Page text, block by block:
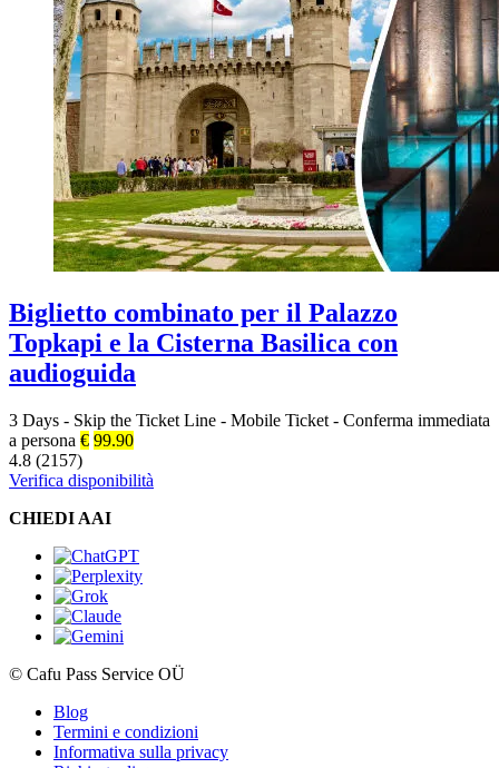
Biglietto combinato per il Palazzo
Topkapi e la Cisterna Basilica con
audioguida
3 Days - Skip the Ticket Line - Mobile Ticket - Conferma immediata
a persona € 99.90
4.8 (2157)
Verifica disponibilità
CHIEDI AAI
© Cafu Pass Service OÜ
Blog
Termini e condizioni
Informativa sulla privacy